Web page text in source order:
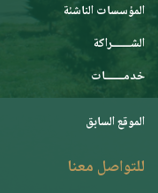
المؤسسات الناشئة
الشـــــــراكة
خدمـــــــات
الموقع السابق
للتواصل معنا